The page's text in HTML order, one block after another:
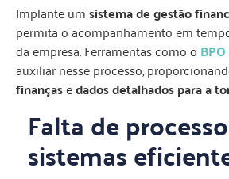
Implante umsistema de gestão
permita o acompanhamento em
da empresa. Ferramentas como o
auxiliar nesse processo,
finançasedados detalhados para a
Falta de
sistemas